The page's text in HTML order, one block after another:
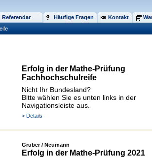
Referendar Häufige Fragen Kontakt
Erfolg in der Mathe-Prüfung
Fachhochschulreife
Nicht Ihr Bundesland?
Bitte wählen Sie es unten links in der
Navigationsleiste aus.
> Details
Gruber / Neumann
Erfolg in der Mathe-Prüfung 2021